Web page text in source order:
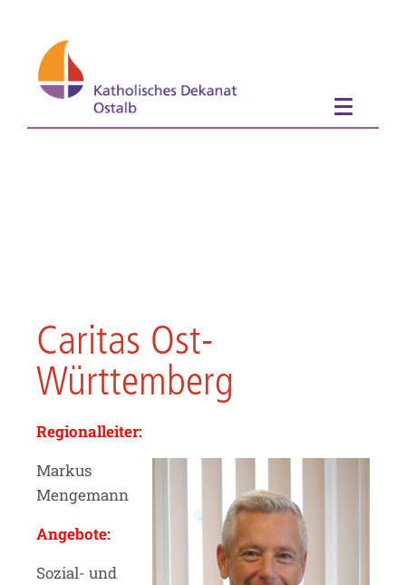
Caritas Ost-
Württemberg
Regionalleiter:
Markus
Mengemann
Angebote:
Sozial- und